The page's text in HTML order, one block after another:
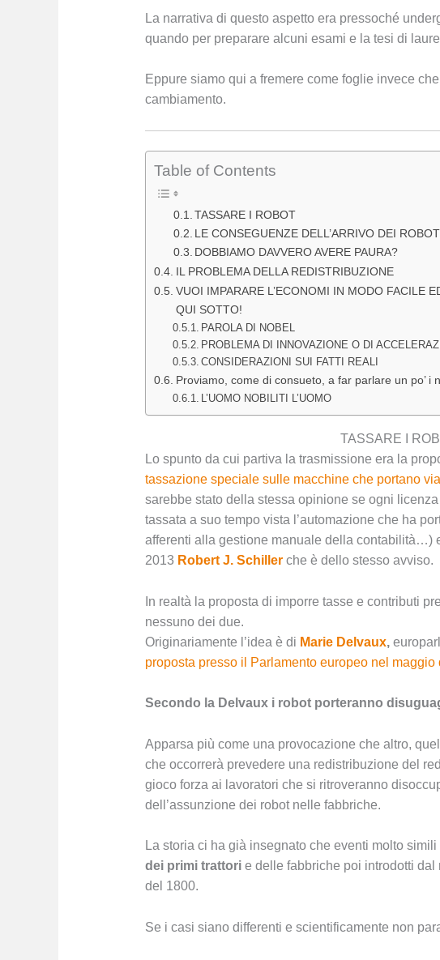
La narrativa di questo aspetto era pressoché
quando per preparare alcuni esami e la tesi di
Eppure siamo qui a fremere come foglie invece
cambiamento.
Table of Contents
TASSARE I ROBOT
LE CONSEGUENZE DELL’ARRIVO DEI
DOBBIAMO DAVVERO AVERE PAURA?
IL PROBLEMA DELLA REDISTRIBUZIONE
VUOI IMPARARE L’ECONOMI IN MODO FACILE
QUI SOTTO!
PAROLA DI NOBEL
PROBLEMA DI INNOVAZIONE O DI
CONSIDERAZIONI SUI FATTI REALI
Proviamo, come di consueto, a far parlare un po’ i
L’UOMO NOBILITI L’UOMO
TASSARE I
Lo spunto da cui partiva la trasmissione era la
tassazione speciale sulle macchine che portano
sarebbe stato della stessa opinione se ogni
tassata a suo tempo vista l’automazione che ha
afferenti alla gestione manuale della contabilità…)
2013 Robert J. Schiller che è dello stesso avviso.
In realtà la proposta di imporre tasse e contributi
nessuno dei due.
Originariamente l’idea è di Marie Delvaux,
proposta presso il Parlamento europeo nel maggio
Secondo la Delvaux i robot porteranno
Apparsa più come una provocazione che altro,
che occorrerà prevedere una redistribuzione del
gioco forza ai lavoratori che si ritroveranno
dell’assunzione dei robot nelle fabbriche.
La storia ci ha già insegnato che eventi molto
dei primi trattorie delle fabbriche poi introdotti dal
del 1800.
Se i casi siano differenti e scientificamente non